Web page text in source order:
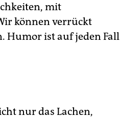
mit
können verrückt
Humor ist auf jeden Fall
nur das Lachen,